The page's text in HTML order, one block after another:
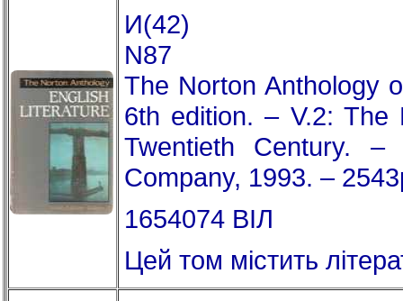
И(42)
N87
The Norton Anthology
6th edition. – V.2: The
Twentieth Century.
Company, 1993. –
1654074 ВІЛ
Цей том містить